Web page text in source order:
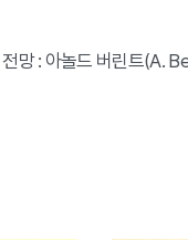
전망 : 아놀드 버린트(A.